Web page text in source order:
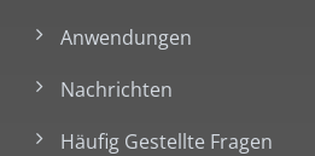
Anwendungen
Nachrichten
Häufig Gestellte Fragen